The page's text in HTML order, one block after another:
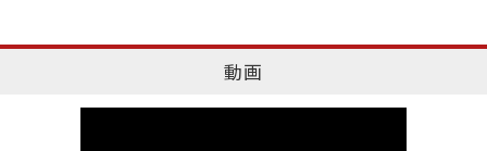
動画